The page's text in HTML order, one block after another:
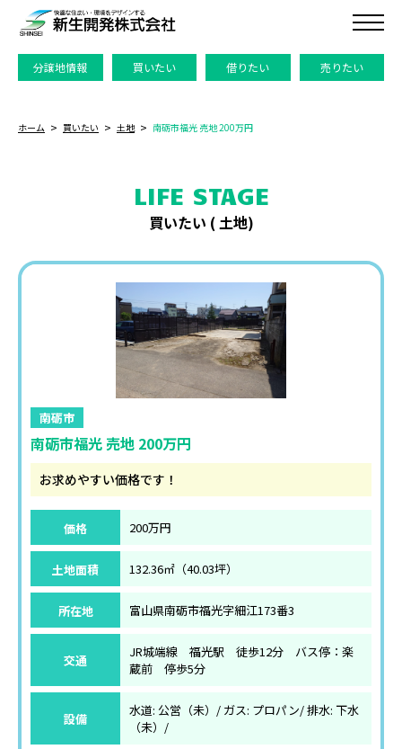
分譲地情報 買いたい 借りたい 売りたい
ホーム 買いたい 土地 南砺市福光 売地 200万円
LIFE STAGE
買いたい (土地)
南砺市
南砺市福光 売地 200万円
お求めやすい価格です！
価格 200万円
土地面積 132.36㎡（40.03坪）
所在地 富山県南砺市福光字細江173番3
交通
JR城端線 福光駅 徒歩12分 バス停：楽
蔵前 停歩5分
設備
水道: 公営（未）/ ガス: プロパン/ 排水: 下水
（未）/